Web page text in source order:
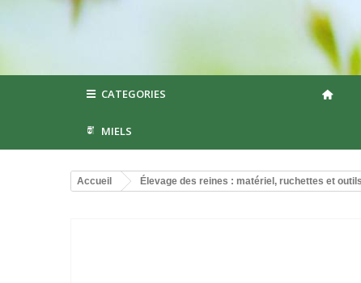
CATEGORIES
MIELS
Accueil Élevage des reines : matériel, ruchettes et outils